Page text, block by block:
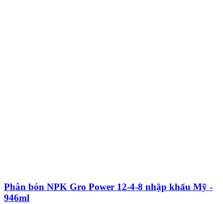
Phân bón NPK Gro Power 12-4-8 nhập khẩu Mỹ -
946ml